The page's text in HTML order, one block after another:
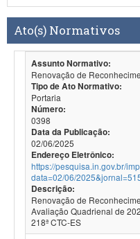
Ato(s) Normativos
Assunto Normativo:
Renovação de
Tipo de Ato Normativo:
Portaria
Número:
0398
Data da Publicação:
02/06/2025
Endereço Eletrônico:
https://pesquisa.in.gov.br/
data=02/06/
Descrição:
Renovação de
Avaliação Quadrienal de
218ª CTC-ES